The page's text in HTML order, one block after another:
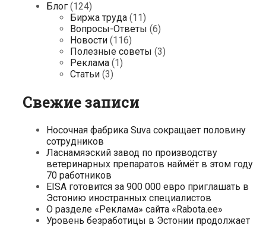
Блог (124)
Биржа труда (11)
Вопросы-Ответы (6)
Новости (116)
Полезные советы (3)
Реклама (1)
Статьи (3)
Свежие записи
Носочная фабрика Suva сокращает половину
сотрудников
Ласнамяэский завод по производству
ветеринарных препаратов наймёт в этом году
70 работников
EISA готовится за 900 000 евро приглашать в
Эстонию иностранных специалистов
О разделе «Реклама» сайта «Rabota.ee»
Уровень безработицы в Эстонии продолжает